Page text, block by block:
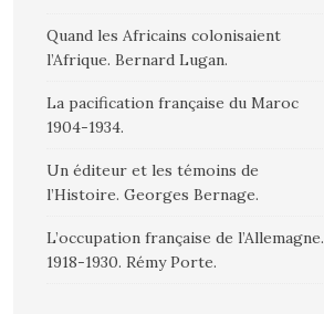
Quand les Africains colonisaient
l’Afrique. Bernard Lugan.
La pacification française du Maroc
1904-1934.
Un éditeur et les témoins de
l’Histoire. Georges Bernage.
L’occupation française de l’Allemagne.
1918-1930. Rémy Porte.